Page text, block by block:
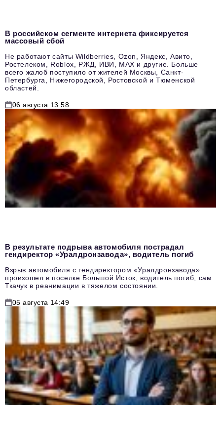
В российском сегменте интернета фиксируется
массовый сбой
Не работают сайты Wildberries, Ozon, Яндекс, Авито,
Ростелеком, Roblox, РЖД, ИВИ, MAX и другие. Больше
всего жалоб поступило от жителей Москвы, Санкт-
Петербурга, Нижегородской, Ростовской и Тюменской
областей.
06 августа 13:58
В результате подрыва автомобиля пострадал
гендиректор «Уралдронзавода», водитель погиб
Взрыв автомобиля с гендиректором «Уралдронзавода»
произошел в поселке Большой Исток, водитель погиб, сам
Ткачук в реанимации в тяжелом состоянии.
05 августа 14:49